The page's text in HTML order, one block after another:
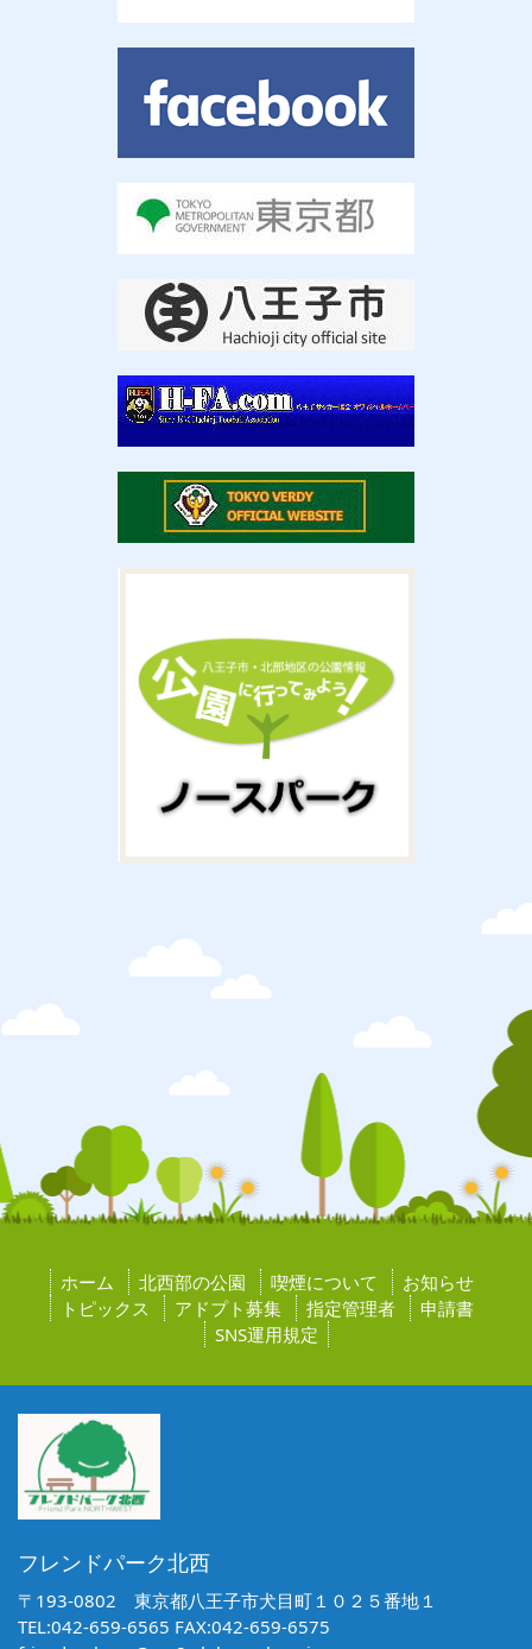
ホーム 北西部の公園 喫煙について
お知らせ
トピックス
アドプト募集 指定管理者
申請書
SNS運用規定
フレンドパーク北西
〒193-0802 東京都八王子市犬目町１０２５番地１
TEL:042-659-6565 FAX:042-659-6575